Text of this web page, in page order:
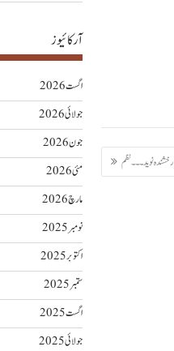
رخشندہ نوید ۔۔۔ نظم
آرکائیوز
اگست 2026
جولائی 2026
جون 2026
مئی 2026
مارچ 2026
نومبر 2025
اکتوبر 2025
ستمبر 2025
اگست 2025
جولائی 2025